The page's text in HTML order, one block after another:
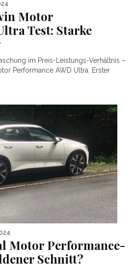
Motor
Test: Starke
im Preis-Leistungs-Verhältnis –
Performance AWD Ultra. Erster
Motor Performance-
Schnitt?